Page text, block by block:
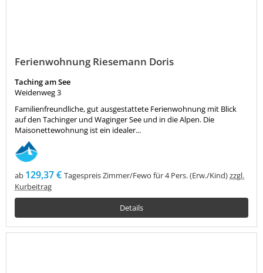
Ferienwohnung Riesemann Doris
Taching am See
Weidenweg 3
Familienfreundliche, gut ausgestattete Ferienwohnung mit Blick
auf den Tachinger und Waginger See und in die Alpen. Die
Maisonettewohnung ist ein idealer...
ab 129,37 € Tagespreis Zimmer/Fewo für 4 Pers. (Erw./Kind)zzgl.
Kurbeitrag
Details